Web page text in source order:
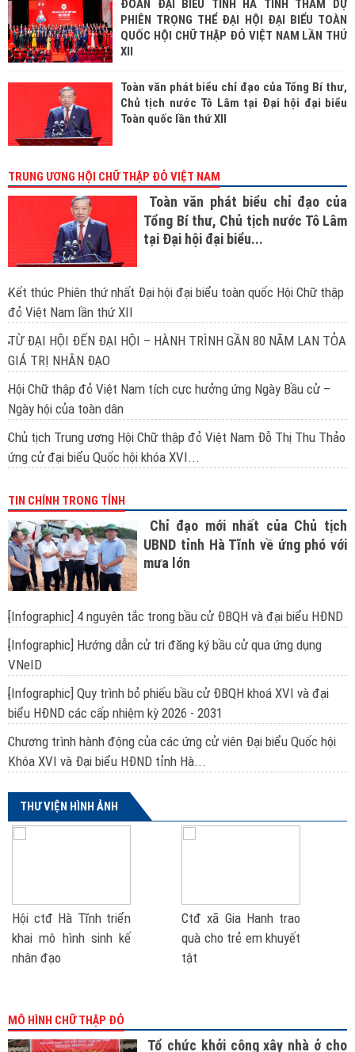
ĐOÀN ĐẠI BIỂU TỈNH HÀ TĨNH THAM DỰ
PHIÊN TRỌNG THỂ ĐẠI HỘI ĐẠI BIỂU TOÀN
QUỐC HỘI CHỮ THẬP ĐỎ VIỆT NAM LẦN THỨ
XII
Toàn văn phát biểu chỉ đạo của Tổng Bí thư,
Chủ tịch nước Tô Lâm tại Đại hội đại biểu
Toàn quốc lần thứ XII
TRUNG ƯƠNG HỘI CHỮ THẬP ĐỎ VIỆT NAM
Toàn văn phát biểu chỉ đạo của
Tổng Bí thư, Chủ tịch nước Tô Lâm
tại Đại hội đại biểu...
Kết thúc Phiên thứ nhất Đại hội đại biểu toàn quốc Hội Chữ thập
đỏ Việt Nam lần thứ XII
TỪ ĐẠI HỘI ĐẾN ĐẠI HỘI – HÀNH TRÌNH GẦN 80 NĂM LAN TỎA
GIÁ TRỊ NHÂN ĐẠO
Hội Chữ thập đỏ Việt Nam tích cực hưởng ứng Ngày Bầu cử –
Ngày hội của toàn dân
Chủ tịch Trung ương Hội Chữ thập đỏ Việt Nam Đỗ Thị Thu Thảo
ứng cử đại biểu Quốc hội khóa XVI...
TIN CHÍNH TRONG TỈNH
Chỉ đạo mới nhất của Chủ tịch
UBND tỉnh Hà Tĩnh về ứng phó với
mưa lớn
[Infographic] 4 nguyên tắc trong bầu cử ĐBQH và đại biểu HĐND
[Infographic] Hướng dẫn cử tri đăng ký bầu cử qua ứng dụng
VNeID
[Infographic] Quy trình bỏ phiếu bầu cử ĐBQH khoá XVI và đại
biểu HĐND các cấp nhiệm kỳ 2026 - 2031
Chương trình hành động của các ứng cử viên Đại biểu Quốc hội
Khóa XVI và Đại biểu HĐND tỉnh Hà...
THƯ VIỆN HÌNH ẢNH
Hội ctđ Hà Tĩnh triển
khai mô hình sinh kế
nhân đạo
Ctđ xã Gia Hanh trao
quà cho trẻ em khuyết
tật
MÔ HÌNH CHỮ THẬP ĐỎ
Tổ chức khởi công xây nhà ở cho